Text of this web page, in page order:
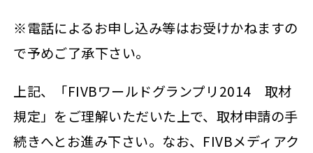
※電話によるお申し込み等はお受けかねますの
で予めご了承下さい。
上記、「FIVBワールドグランプリ2014 取材
規定」をご理解いただいた上で、取材申請の手
続きへとお進み下さい。なお、FIVBメディアク